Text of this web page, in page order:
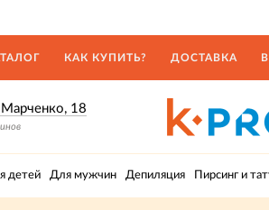
КАК КУПИТЬ? ДОСТАВКА
18
детей Для мужчин Депиляция Пирсинг и